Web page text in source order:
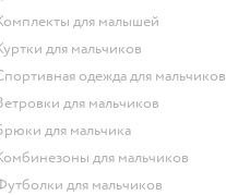
Комплекты для малышей
Куртки для мальчиков
Спортивная одежда для мальчиков
Ветровки для мальчиков
Брюки для мальчика
Комбинезоны для мальчиков
Футболки для мальчиков